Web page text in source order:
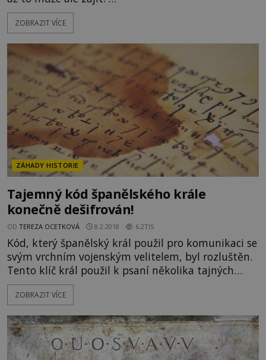
https://www.youtube.com/watch?v=VOUvf1otED8
ZOBRAZIT VÍCE
ZÁHADY HISTORIE
Tajemný kód španělského krále
konečně dešifrován!
OD TEREZA OCETKOVÁ 8.2.2018 6.2TIS
Kód, který španělský král použil pro komunikaci se
svým vrchním vojenským velitelem, byl rozluštěn.
Tento klíč král použil k psaní několika tajných
dopisů z doby druhé francouzské invaze do
Neapole a zůstal po staletí tajemstvím. Dopisy
2015 vystaveny v Muzeu armády v Toledu. Nyní je
po velmi dlouhém snažení dekódovalo Národní
zpravodajské centrum (
ZOBRAZIT VÍCE